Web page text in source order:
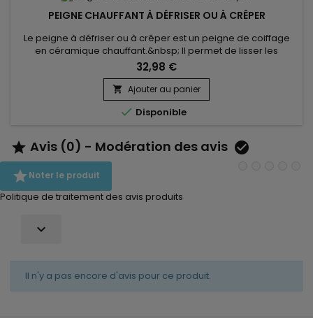
PEIGNE CHAUFFANT À DÉFRISER OU À CRÊPER
Le peigne à défriser ou à crêper est un peigne de coiffage
en céramique chauffant.&nbsp; Il permet de lisser les
cheveux, d'assouplir les racines de lisser les cheveux courts
au plus près de la racine sans se brûler et apporter du
mouvement, de rafraîchir les bordures d’un brushing, de
décoller les racines pour apporter du volume.&nbsp; 100%
céramique...
32,98 €
 Ajouter au panier
 Disponible
 Avis (0) - Modération des avis 
Noter le produit
Politique de traitement des avis produits

Il n'y a pas encore d'avis pour ce produit.